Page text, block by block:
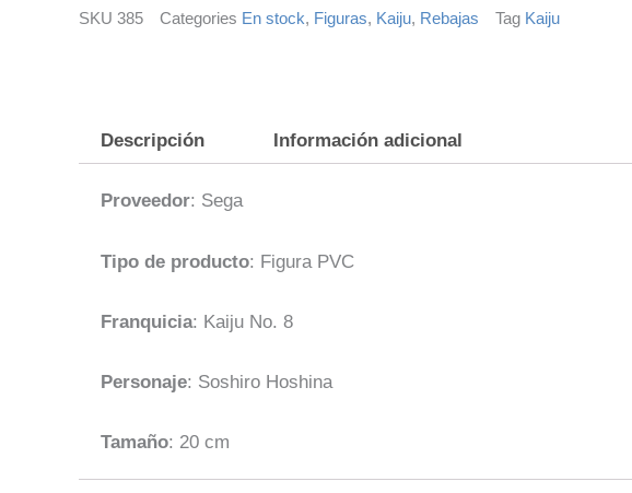
SKU 385 Categories En stock, Figuras, Kaiju, Rebajas Tag Kaiju
Descripción Información adicional
Proveedor: Sega
Tipo de producto: Figura PVC
Franquicia: Kaiju No. 8
Personaje: Soshiro Hoshina
Tamaño: 20 cm